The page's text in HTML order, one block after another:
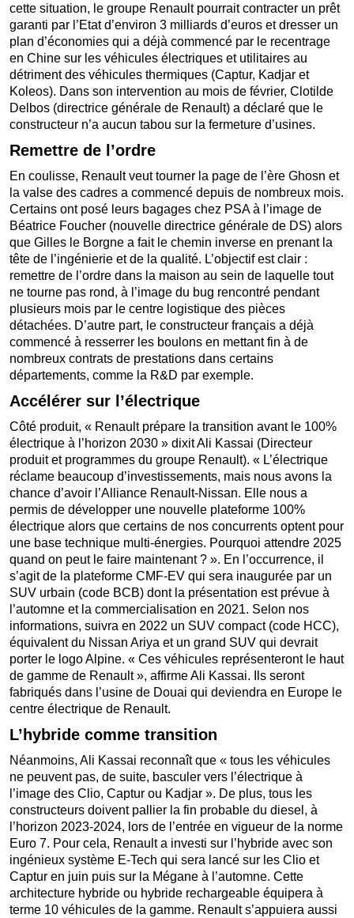
cette situation, le groupe Renault pourrait contracter un prêt
garanti par l’Etat d’environ 3 milliards d’euros et dresser un
plan d’économies qui a déjà commencé par le recentrage
en Chine sur les véhicules électriques et utilitaires au
détriment des véhicules thermiques (Captur, Kadjar et
Koleos). Dans son intervention au mois de février, Clotilde
Delbos (directrice générale de Renault) a déclaré que le
constructeur n’a aucun tabou sur la fermeture d’usines.
Remettre de l’ordre
En coulisse, Renault veut tourner la page de l’ère Ghosn et
la valse des cadres a commencé depuis de nombreux mois.
Certains ont posé leurs bagages chez PSA à l’image de
Béatrice Foucher (nouvelle directrice générale de DS) alors
que Gilles le Borgne a fait le chemin inverse en prenant la
tête de l’ingénierie et de la qualité. L’objectif est clair :
remettre de l’ordre dans la maison au sein de laquelle tout
ne tourne pas rond, à l’image du bug rencontré pendant
plusieurs mois par le centre logistique des pièces
détachées. D’autre part, le constructeur français a déjà
commencé à resserrer les boulons en mettant fin à de
nombreux contrats de prestations dans certains
départements, comme la R&D par exemple.
Accélérer sur l’électrique
Côté produit, « Renault prépare la transition avant le 100%
électrique à l’horizon 2030 » dixit Ali Kassai (Directeur
produit et programmes du groupe Renault). « L’électrique
réclame beaucoup d’investissements, mais nous avons la
chance d’avoir l’Alliance Renault-Nissan. Elle nous a
permis de développer une nouvelle plateforme 100%
électrique alors que certains de nos concurrents optent pour
une base technique multi-énergies. Pourquoi attendre 2025
quand on peut le faire maintenant ? ». En l’occurrence, il
s’agit de la plateforme CMF-EV qui sera inaugurée par un
SUV urbain (code BCB) dont la présentation est prévue à
l’automne et la commercialisation en 2021. Selon nos
informations, suivra en 2022 un SUV compact (code HCC),
équivalent du Nissan Ariya et un grand SUV qui devrait
porter le logo Alpine. « Ces véhicules représenteront le haut
de gamme de Renault », affirme Ali Kassai. Ils seront
fabriqués dans l’usine de Douai qui deviendra en Europe le
centre électrique de Renault.
L’hybride comme transition
Néanmoins, Ali Kassai reconnaît que « tous les véhicules
ne peuvent pas, de suite, basculer vers l’électrique à
l’image des Clio, Captur ou Kadjar ». De plus, tous les
constructeurs doivent pallier la fin probable du diesel, à
l’horizon 2023-2024, lors de l’entrée en vigueur de la norme
Euro 7. Pour cela, Renault a investi sur l’hybride avec son
ingénieux système E-Tech qui sera lancé sur les Clio et
Captur en juin puis sur la Mégane à l’automne. Cette
architecture hybride ou hybride rechargeable équipera à
terme 10 véhicules de la gamme. Renault s’appuiera aussi